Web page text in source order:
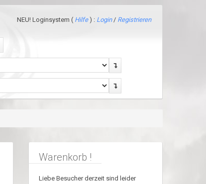
NEU! Loginsystem ( Hilfe) : Login/ Registrieren
Warenkorb !
Liebe Besucher derzeit sind leider